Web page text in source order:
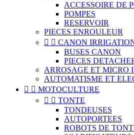
ACCESSOIRE DE
POMPES
RESERVOIR
PIECES ENROULEUR
  CANON
BUSES CANON
PIECES
ARROSAGE ET MICRO
AUTOMATISME ET
  MOTOCULTURE
  TONTE
TONDEUSES
AUTOPORTEES
ROBOTS DE